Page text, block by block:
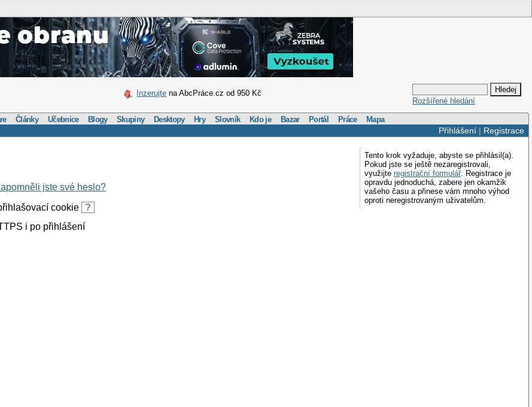
Inzerujte na AbcPráce.cz od 950 Kč
Rozšířené hledání
Články Učebnice Blogy Skupiny Desktopy Hry Slovník Kdo je Bazar Portál Práce Mapa
Přihlášení| Registrace
Tento krok vyžaduje, abyste se přihlásil(a).
Pokud jste se ještě nezaregistrovali,
využijte registrační formulář. Registrace je
opravdu jednoduchá, zabere jen okamžik
vašeho času a přinese vám mnoho výhod
oproti neregistrovaným uživatelům.
jste své heslo?
cookie
?
i po přihlášení